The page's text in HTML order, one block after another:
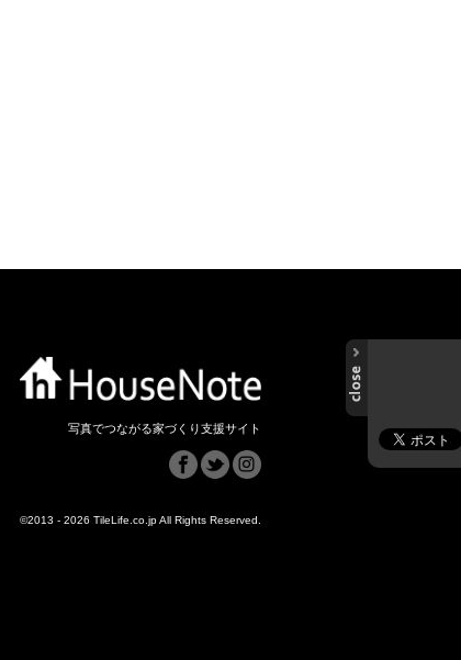
写真でつながる家づくり支援サイト
©2013 - 2026 TileLife.co.jp All Rights Reserved.